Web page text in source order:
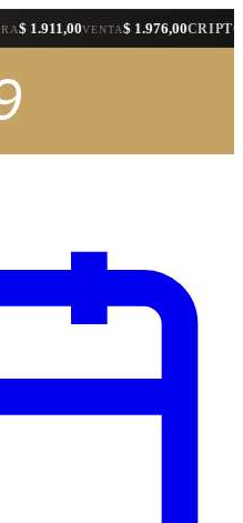
VENTA$ 1.976,00CRIPTOCOMPRA$